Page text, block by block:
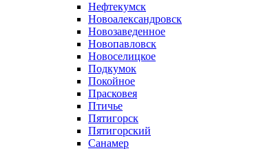
Нефтекумск
Новоалександровск
Новозаведенное
Новопавловск
Новоселицкое
Подкумок
Покойное
Прасковея
Птичье
Пятигорск
Пятигорский
Санамер